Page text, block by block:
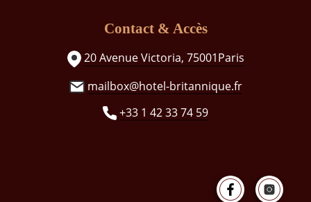
Contact & Accès
20 Avenue Victoria, 75001Paris
mailbox@hotel-britannique.fr
+33 1 42 33 74 59